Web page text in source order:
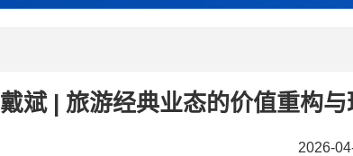
戴斌 | 旅游经典业态的价值重构
2026-